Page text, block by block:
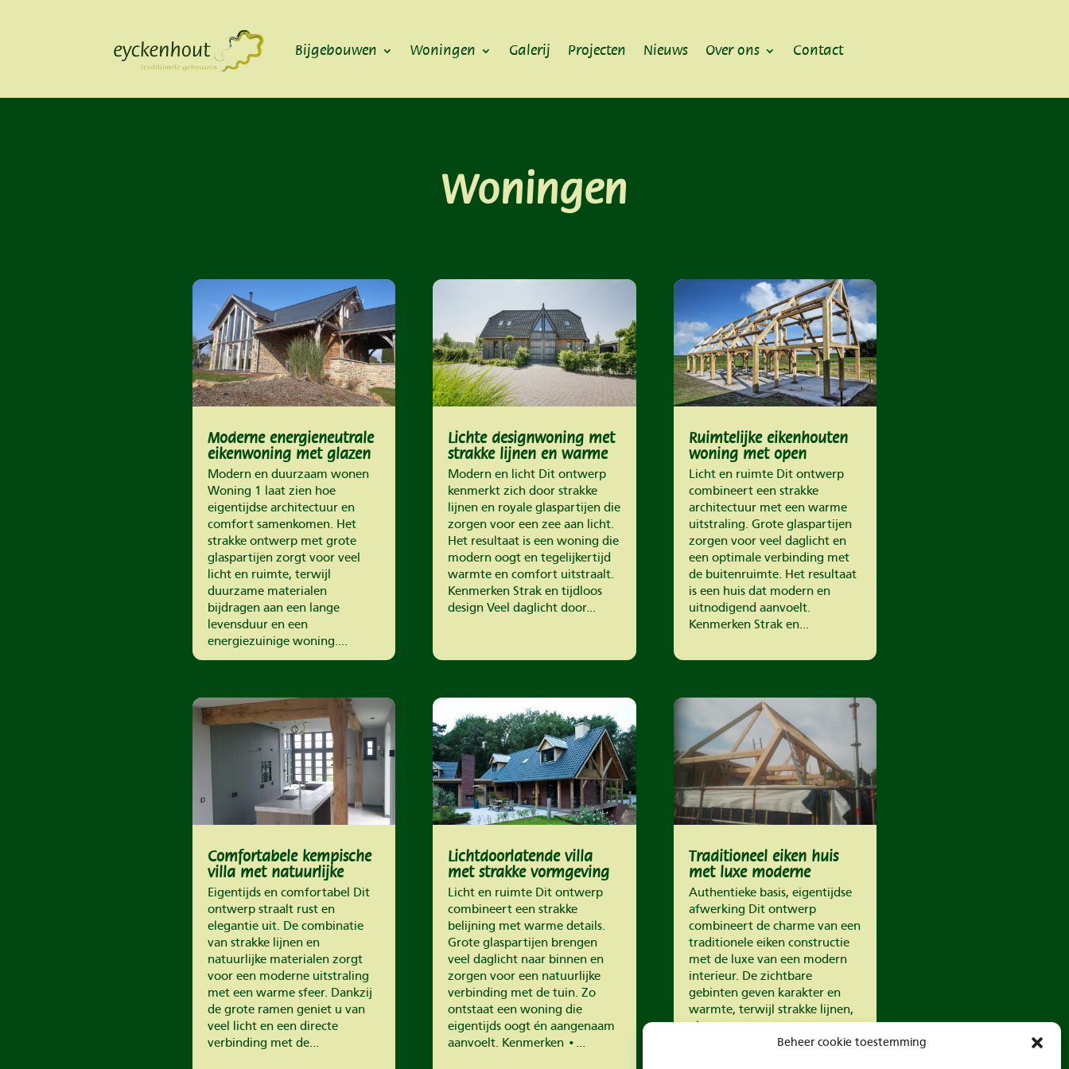
Beheer cookie toestemming
Bijgebouwen Woningen Galerij Projecten Nieuws Over ons Contact
Woningen
Moderne energieneutrale
eikenwoning met glazen
gevel
Modern en duurzaam wonen
Woning 1 laat zien hoe
eigentijdse architectuur en
comfort samenkomen. Het
strakke ontwerp met grote
glaspartijen zorgt voor veel
licht en ruimte, terwijl
duurzame materialen
bijdragen aan een lange
levensduur en een
energiezuinige woning....
Comfortabele kempische
villa met natuurlijke
materialen
Eigentijds en comfortabel Dit
ontwerp straalt rust en
elegantie uit. De combinatie
van strakke lijnen en
natuurlijke materialen zorgt
voor een moderne uitstraling
met een warme sfeer. Dankzij
de grote ramen geniet u van
veel licht en een directe
verbinding met de...
Lichte designwoning met
strakke lijnen en warme
details
Modern en licht Dit ontwerp
kenmerkt zich door strakke
lijnen en royale glaspartijen die
zorgen voor een zee aan licht.
Het resultaat is een woning die
modern oogt en tegelijkertijd
warmte en comfort uitstraalt.
Kenmerken Strak en tijdloos
design Veel daglicht door...
Lichtdoorlatende villa
met strakke vormgeving
en tuinzicht
Licht en ruimte Dit ontwerp
combineert een strakke
belijning met warme details.
Grote glaspartijen brengen
veel daglicht naar binnen en
zorgen voor een natuurlijke
verbinding met de tuin. Zo
ontstaat een woning die
eigentijds oogt én aangenaam
aanvoelt. Kenmerken •...
Ruimtelijke eikenhouten
woning met open
verbinding naar buiten
Licht en ruimte Dit ontwerp
combineert een strakke
architectuur met een warme
uitstraling. Grote glaspartijen
zorgen voor veel daglicht en
een optimale verbinding met
de buitenruimte. Het resultaat
is een huis dat modern en
uitnodigend aanvoelt.
Kenmerken Strak en...
Traditioneel eiken huis
met luxe moderne
afwerking
Authentieke basis, eigentijdse
afwerking Dit ontwerp
combineert de charme van een
traditionele eiken constructie
met de luxe van een modern
interieur. De zichtbare
gebinten geven karakter en
warmte, terwijl strakke lijnen,
glas en natuursteen zorgen